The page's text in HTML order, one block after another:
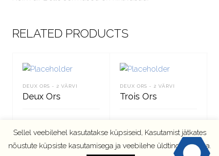
RELATED PRODUCTS
DEUX ORS - 2 VÄRVI
Deux Ors
DEUX ORS - 2 VÄRVI
Trois Ors
Sellel veebilehel kasutatakse küpsiseid, Kasutamist jätkates
nõustute küpsiste kasutamisega ja veebilehe üldtingimustega.